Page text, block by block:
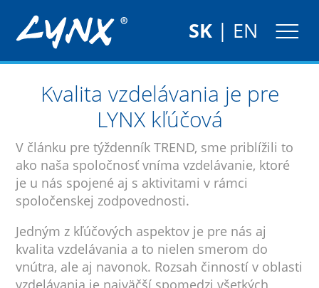
SK| EN
Kvalita vzdelávania je pre
LYNX kľúčová
V článku pre týždenník TREND, sme priblížili to
ako naša spoločnosť vníma vzdelávanie, ktoré
je u nás spojené aj s aktivitami v rámci
spoločenskej zodpovednosti.
Jedným z kľúčových aspektov je pre nás aj
kvalita vzdelávania a to nielen smerom do
vnútra, ale aj navonok. Rozsah činností v oblasti
vzdelávania je najväčší spomedzi všetkých